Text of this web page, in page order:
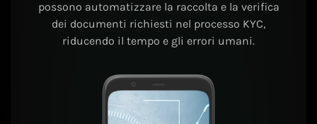
possono automatizzare la raccolta e la verifica
dei documenti richiesti nel processo KYC,
riducendo il tempo e gli errori umani.